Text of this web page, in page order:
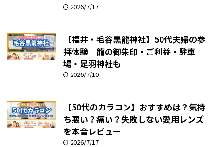
2026/7/17
【福井・毛谷黒龍神社】50代夫婦の参
拝体験｜龍の御朱印・ご利益・駐車
場・足羽神社も
2026/7/10
【50代のカラコン】おすすめは？気持
ち悪い？痛い？失敗しない愛用レンズ
を本音レビュー
2026/7/17